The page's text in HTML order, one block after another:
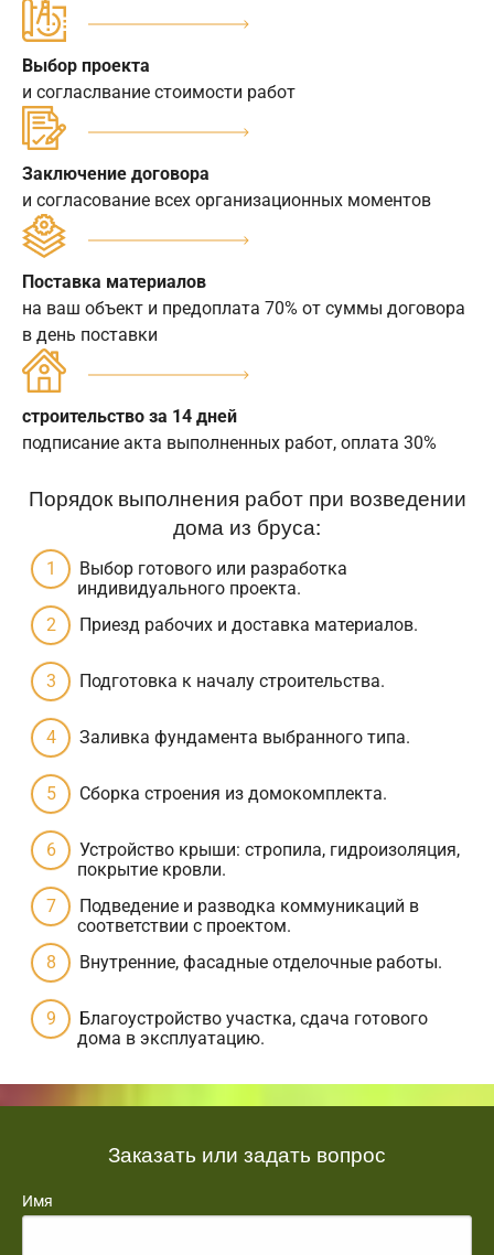
Выбор проекта
и согласлвание стоимости работ
Заключение договора
и согласование всех организационных моментов
Поставка материалов
на ваш объект и предоплата 70% от суммы договора
в день поставки
строительство за 14 дней
подписание акта выполненных работ, оплата 30%
Порядок выполнения работ при возведении
дома из бруса:
Выбор готового или разработка
индивидуального проекта.
Приезд рабочих и доставка материалов.
Подготовка к началу строительства.
Заливка фундамента выбранного типа.
Сборка строения из домокомплекта.
Устройство крыши: стропила, гидроизоляция,
покрытие кровли.
Подведение и разводка коммуникаций в
соответствии с проектом.
Внутренние, фасадные отделочные работы.
Благоустройство участка, сдача готового
дома в эксплуатацию.
Заказать или задать вопрос
Имя